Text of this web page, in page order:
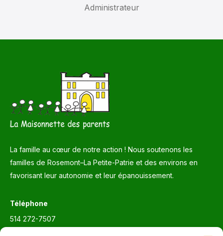
Administrateur
La famille au cœur de notre action ! Nous soutenons les
familles de Rosemont–La Petite-Patrie et des environs en
favorisant leur autonomie et leur épanouissement.
Téléphone
514 272-7507